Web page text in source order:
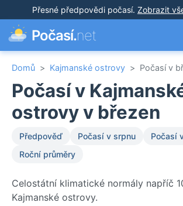
Přesné předpovědi počasí. Zobrazit
Počasí.net
Domů > Kajmanské ostrovy > Počasí v
Počasí v
ostrovy v březen
Předpověď Počasí v srpnu
Počasí
Roční průměry
Celostátní klimatické normály napříč
Kajmanské ostrovy.